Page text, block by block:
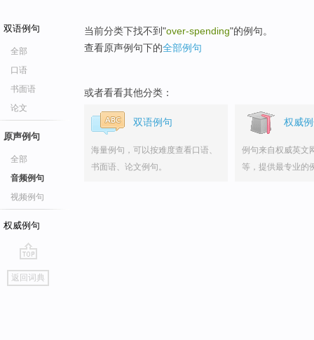
双语例句
全部
口语
书面语
论文
原声例句
全部
音频例句
视频例句
权威例句
go
top
返回词典
当前分类下找不到"over-spending"的例句。
查看原声例句下的全部例句
或者看看其他分类：
双语例句
海量例句，可以按难度查看口语、
书面语、论文例句。
权威
例句来自权威英文
等，提供最专业的